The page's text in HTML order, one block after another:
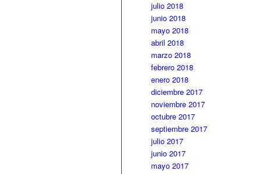
julio 2018
junio 2018
mayo 2018
abril 2018
marzo 2018
febrero 2018
enero 2018
diciembre 2017
noviembre 2017
octubre 2017
septiembre 2017
julio 2017
junio 2017
mayo 2017